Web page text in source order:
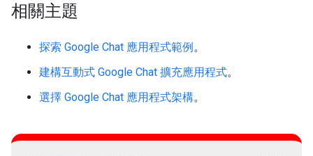
相關主題
探索 Google Chat 應用程式範例。
建構互動式 Google Chat 擴充應用程式。
選擇 Google Chat 應用程式架構。